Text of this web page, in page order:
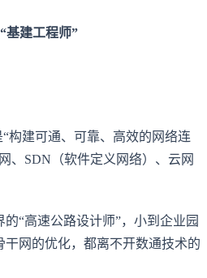
基建工程师”
“构建可通、可靠、高效的网络连
、SDN（软件定义网络）、云网
“高速公路设计师”，小到企业园
干网的优化，都离不开数通技术的